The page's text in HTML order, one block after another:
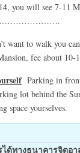
you will see 7-11
…………………….
want to walk you
fee about 10-
Parking in front
lot behind the
space yourselves.
ด้ทางธนาคารจิตอ